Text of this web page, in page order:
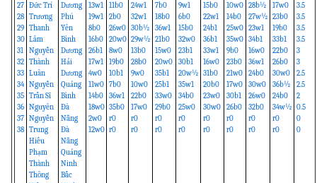
27
28
29
30
31
32
33
34
35
36
37
38
Đức Trí
Trương
Thanh
Lâm
Nguyễn
Thành
Luân
Nguyễn
Trần Sĩ
Nguyên
Nguyễn
Trung
Hiếu
Phạm
Thành
Thông
Dương
Phú
Yên
Bình
Dương
Hải
Dương
Quảng
Bình
Đà
Nẵng
Đà
Nẵng
Quảng
Ninh
Bắc
13w1
19w1
8b0
16b0
26b1
17w1
4w0
11w0
14b0
18w0
2w0
12w0
11b0
2b0
26w0
20w0
8w0
19b0
10b1
7b0
36w1
35b0
r0
r0
24w1
32w1
30b½
29w½
13b0
28b0
9w0
10w0
22b0
17w0
r0
r0
7b0
18b0
36w1
21b0
15w0
20w0
35b1
25b1
33w0
29b0
r0
r0
9w1
6b0
15b0
32w0
23b1
30b1
20w½
35w1
34b0
25w0
r0
r0
15b0
22w1
24b1
36b1
33w1
16w0
31b0
20b0
23w0
30w0
r0
r0
10w0
14b0
25w0
35w0
9b0
23b0
21w0
17w0
30b1
26b0
r0
r0
28b½
27w½
23w1
34b1
16w0
36w1
24b0
30w0
26w0
32b0
r0
r0
17w0
23b0
19b0
33b1
22b0
26b0
30w0
36b½
24b0
34w½
r0
r0
3.5
3.5
3.5
3.5
3
3
2.5
2.5
2
0.5
0
0